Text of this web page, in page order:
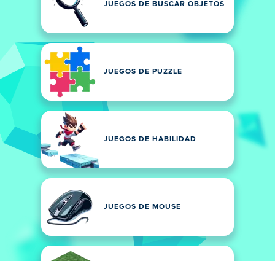
JUEGOS DE BUSCAR OBJETOS
JUEGOS DE PUZZLE
JUEGOS DE HABILIDAD
JUEGOS DE MOUSE